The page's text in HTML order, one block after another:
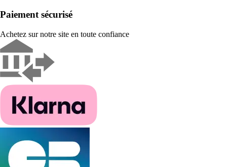
Paiement sécurisé
Achetez sur notre site en toute confiance